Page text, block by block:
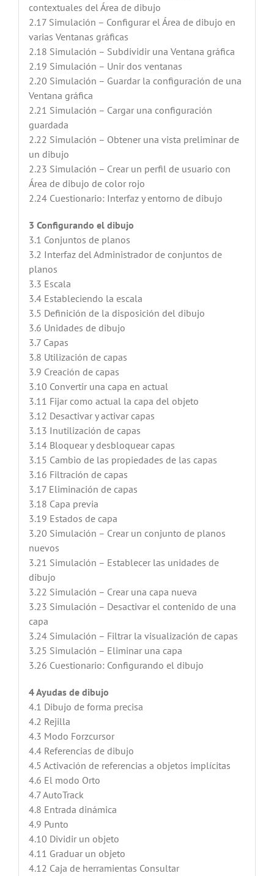
contextuales del Área de dibujo
2.17 Simulación – Configurar el Área de dibujo en
varias Ventanas gráficas
2.18 Simulación – Subdividir una Ventana gráfica
2.19 Simulación – Unir dos ventanas
2.20 Simulación – Guardar la configuración de una
Ventana gráfica
2.21 Simulación – Cargar una configuración
guardada
2.22 Simulación – Obtener una vista preliminar de
un dibujo
2.23 Simulación – Crear un perfil de usuario con
Área de dibujo de color rojo
2.24 Cuestionario: Interfaz y entorno de dibujo
3 Configurando el dibujo
3.1 Conjuntos de planos
3.2 Interfaz del Administrador de conjuntos de
planos
3.3 Escala
3.4 Estableciendo la escala
3.5 Definición de la disposición del dibujo
3.6 Unidades de dibujo
3.7 Capas
3.8 Utilización de capas
3.9 Creación de capas
3.10 Convertir una capa en actual
3.11 Fijar como actual la capa del objeto
3.12 Desactivar y activar capas
3.13 Inutilización de capas
3.14 Bloquear y desbloquear capas
3.15 Cambio de las propiedades de las capas
3.16 Filtración de capas
3.17 Eliminación de capas
3.18 Capa previa
3.19 Estados de capa
3.20 Simulación – Crear un conjunto de planos
nuevos
3.21 Simulación – Establecer las unidades de
dibujo
3.22 Simulación – Crear una capa nueva
3.23 Simulación – Desactivar el contenido de una
capa
3.24 Simulación – Filtrar la visualización de capas
3.25 Simulación – Eliminar una capa
3.26 Cuestionario: Configurando el dibujo
4 Ayudas de dibujo
4.1 Dibujo de forma precisa
4.2 Rejilla
4.3 Modo Forzcursor
4.4 Referencias de dibujo
4.5 Activación de referencias a objetos implícitas
4.6 El modo Orto
4.7 AutoTrack
4.8 Entrada dinámica
4.9 Punto
4.10 Dividir un objeto
4.11 Graduar un objeto
4.12 Caja de herramientas Consultar